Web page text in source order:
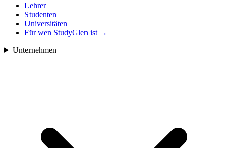
Lehrer
Studenten
Universitäten
Für wen StudyGlen ist →
Unternehmen